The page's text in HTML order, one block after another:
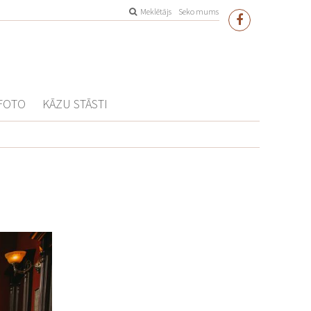
Meklētājs Seko mums
KĀZU STĀSTI